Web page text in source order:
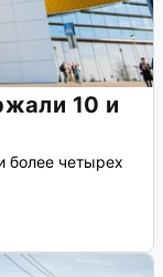
10 и
более четырех